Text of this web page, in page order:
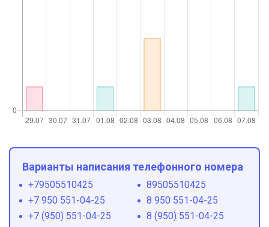
Варианты написания телефонного номера
+79505510425
89505510425
+7 950 551-04-25
8 950 551-04-25
+7 (950) 551-04-25
8 (950) 551-04-25